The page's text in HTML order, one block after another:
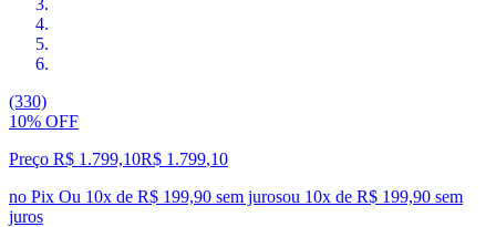
(330)
10% OFF
Preço R$ 1.799,10R$ 1.799,10
no Pix Ou 10x de R$ 199,90 sem jurosou 10x de R$ 199,90 sem
juros